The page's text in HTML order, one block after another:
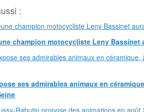
:
champion motocycliste Leny Bassinet
ses admirables animaux en